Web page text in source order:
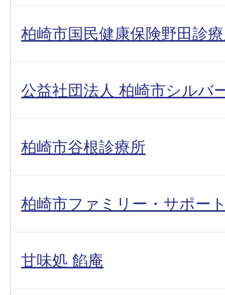
柏崎市国民健康保険野田診
公益社団法人 柏崎市シルバ
柏崎市谷根診療所
柏崎市ファミリー・サポー
甘味処 餡庵